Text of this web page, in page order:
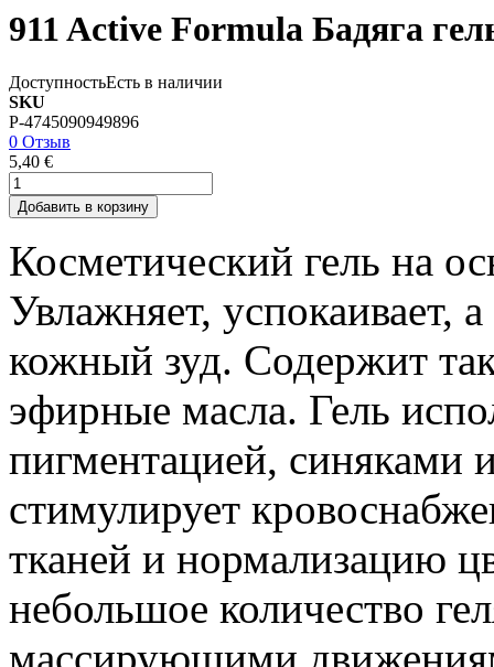
911 Active Formula Бадяга
ДоступностьЕсть в наличии
SKU
P-4745090949896
0 Отзыв
5,40 €
Добавить в корзину
Косметический гель на
Увлажняет, успокаивает,
кожный зуд. Содержит
эфирные масла. Гель
пигментацией,
стимулирует
тканей и нормализацию
небольшое количество